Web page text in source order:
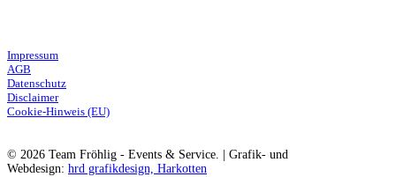
Impressum
AGB
Datenschutz
Disclaimer
Cookie-Hinweis (EU)
© 2026 Team Fröhlig - Events & Service. | Grafik- und
Webdesign: hrd grafikdesign, Harkotten